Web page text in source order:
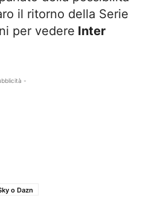
il ritorno della Serie
per vedere Inter
-
o Dazn